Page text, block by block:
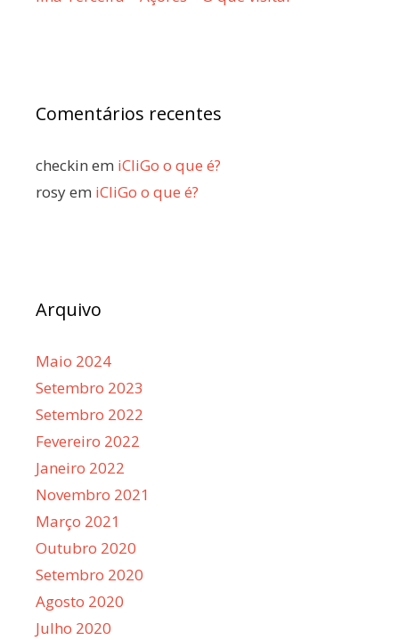
Comentários recentes
checkin em iCliGo o que é?
rosyem iCliGo o que é?
Arquivo
Maio 2024
Setembro 2023
Setembro 2022
Fevereiro 2022
Janeiro 2022
Novembro 2021
Março 2021
Outubro 2020
Setembro 2020
Agosto 2020
Julho 2020